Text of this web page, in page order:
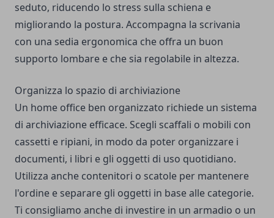
seduto, riducendo lo stress sulla schiena e
migliorando la postura. Accompagna la scrivania
con una sedia ergonomica che offra un buon
supporto lombare e che sia regolabile in altezza.
Organizza lo spazio di archiviazione
Un home office ben organizzato richiede un sistema
di archiviazione efficace. Scegli scaffali o mobili con
cassetti e ripiani, in modo da poter organizzare i
documenti, i libri e gli oggetti di uso quotidiano.
Utilizza anche contenitori o scatole per mantenere
l'ordine e separare gli oggetti in base alle categorie.
Ti consigliamo anche di investire in un armadio o un